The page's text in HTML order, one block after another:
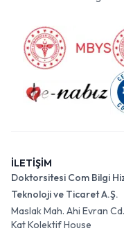
İLETİŞİM
Doktorsitesi Com Bilgi
Teknoloji ve Ticaret A.Ş.
Maslak Mah. Ahi Evran
Kat Kolektif House